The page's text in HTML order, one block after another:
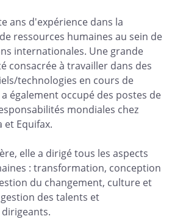
ans d'expérience dans la
ressources humaines au sein de
internationales. Une grande
consacrée à travailler dans des
technologies en cours de
également occupé des postes de
mondiales chez
et Equifax.
elle a dirigé tous les aspects
: transformation, conception
du changement, culture et
des talents et